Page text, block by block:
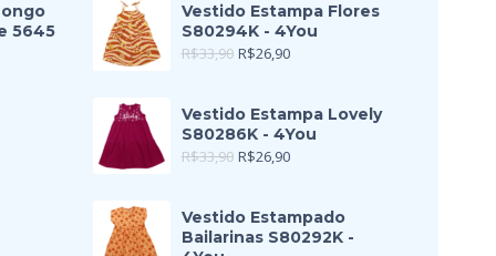
5645
Vestido Estampa Flores
S80294K - 4You
R$33,90 R$26,90
Vestido Estampa Lovely
S80286K - 4You
R$33,90 R$26,90
Vestido Estampado
Bailarinas S80292K -